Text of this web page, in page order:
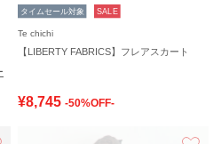
タイムセール対象 SALE
Te chichi
【LIBERTY FABRICS】フレアスカート
¥8,745 -50%OFF-